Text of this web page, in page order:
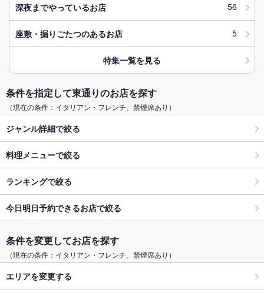
深夜までやっているお店 56
座敷・掘りごたつのあるお店 5
特集一覧を見る
条件を指定して東通りのお店を探す
（現在の条件：イタリアン・フレンチ、禁煙席あり）
ジャンル詳細で絞る
料理メニューで絞る
ランキングで絞る
今日明日予約できるお店で絞る
条件を変更してお店を探す
（現在の条件：イタリアン・フレンチ、禁煙席あり）
エリアを変更する